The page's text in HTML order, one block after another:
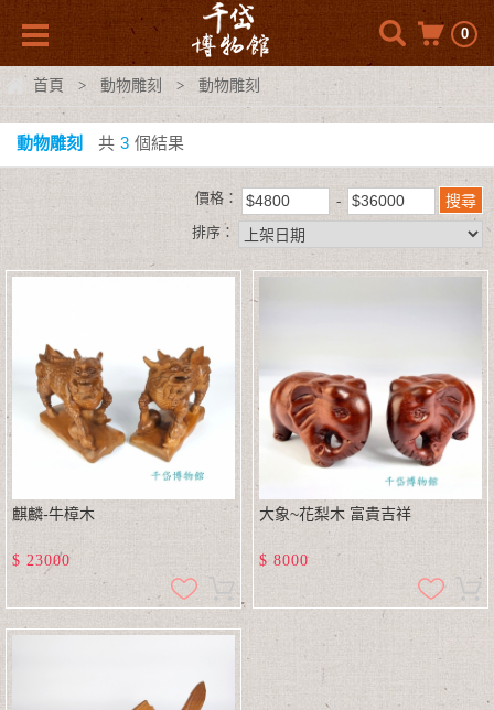
0
首頁 > 動物雕刻 > 動物雕刻
動物雕刻 共 3 個結果
價格：
排序：
麒麟-牛樟木
$ 23000
大象~花梨木 富貴吉祥
$ 8000